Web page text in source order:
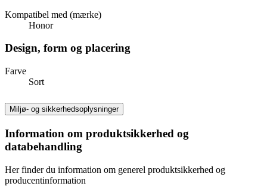
Kompatibel med (mærke)
Honor
Design, form og placering
Farve
Sort
Miljø- og sikkerhedsoplysninger
Information om produktsikkerhed og
databehandling
Her finder du information om generel produktsikkerhed og
producentinformation